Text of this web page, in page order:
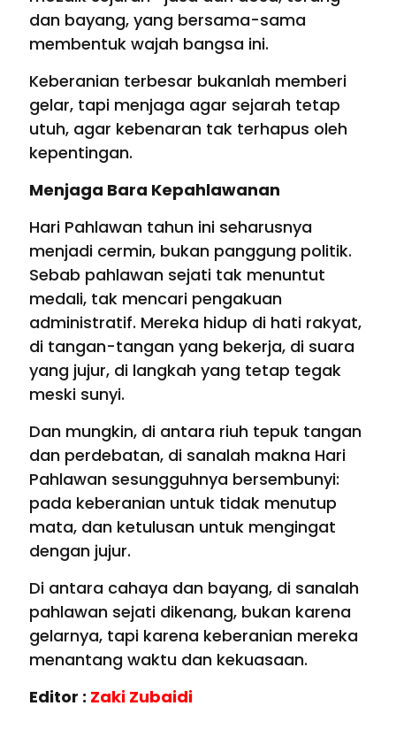
dan bayang, yang bersama-sama
membentuk wajah bangsa ini.
Keberanian terbesar bukanlah memberi
gelar, tapi menjaga agar sejarah tetap
utuh, agar kebenaran tak terhapus oleh
kepentingan.
Menjaga Bara Kepahlawanan
Hari Pahlawan tahun ini seharusnya
menjadi cermin, bukan panggung politik.
Sebab pahlawan sejati tak menuntut
medali, tak mencari pengakuan
administratif. Mereka hidup di hati rakyat,
di tangan-tangan yang bekerja, di suara
yang jujur, di langkah yang tetap tegak
meski sunyi.
Dan mungkin, di antara riuh tepuk tangan
dan perdebatan, di sanalah makna Hari
Pahlawan sesungguhnya bersembunyi:
pada keberanian untuk tidak menutup
mata, dan ketulusan untuk mengingat
dengan jujur.
Di antara cahaya dan bayang, di sanalah
pahlawan sejati dikenang, bukan karena
gelarnya, tapi karena keberanian mereka
menantang waktu dan kekuasaan.
Editor : Zaki Zubaidi